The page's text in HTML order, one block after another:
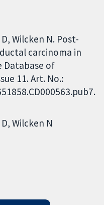
Wilcken N. Post-
carcinoma in
Database of
11. Art. No.:
Wilcken N